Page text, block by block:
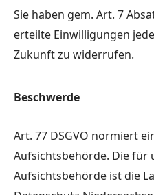
Sie haben gem. Art. 7
erteilte Einwilligungen
Zukunft zu widerrufen.
Beschwerde
Art. 77 DSGVO normiert
Aufsichtsbehörde. Die für
Aufsichtsbehörde ist die